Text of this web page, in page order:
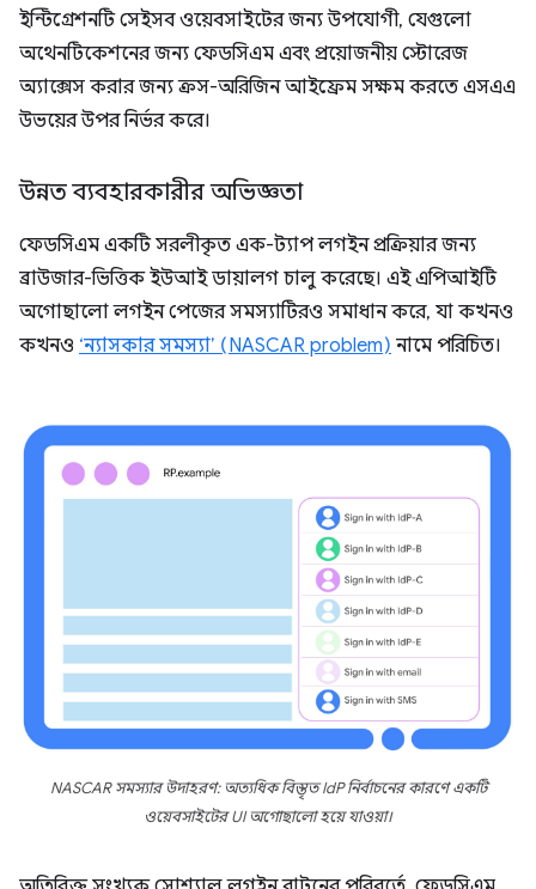
ইন্টিগ্রেশনটি সেইসব ওয়েবসাইটের জন্য উপযোগী, যেগুলো
অথেনটিকেশনের জন্য ফেডসিএম এবং প্রয়োজনীয় স্টোরেজ
অ্যাক্সেস করার জন্য ক্রস-অরিজিন আইফ্রেম সক্ষম করতে এসএএ
উভয়ের উপর নির্ভর করে।
উন্নত ব্যবহারকারীর অভিজ্ঞতা
ফেডসিএম একটি সরলীকৃত এক-ট্যাপ লগইন প্রক্রিয়ার জন্য
ব্রাউজার-ভিত্তিক ইউআই ডায়ালগ চালু করেছে। এই এপিআইটি
অগোছালো লগইন পেজের সমস্যাটিরও সমাধান করে, যা কখনও
কখনও ‘ন্যাসকার সমস্যা’ (NASCAR problem) নামে পরিচিত।
NASCAR সমস্যার উদাহরণ: অত্যধিক বিস্তৃত IdP নির্বাচনের কারণে একটি
ওয়েবসাইটের UI অগোছালো হয়ে যাওয়া।